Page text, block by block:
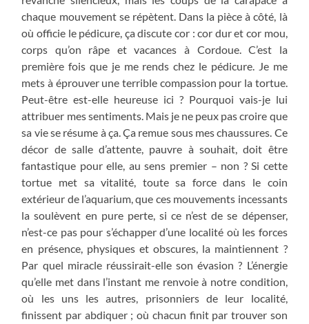
chaque mouvement se répètent. Dans la pièce à côté, là
où officie le pédicure, ça discute cor : cor dur et cor mou,
corps qu’on râpe et vacances à Cordoue. C’est la
première fois que je me rends chez le pédicure. Je me
mets à éprouver une terrible compassion pour la tortue.
Peut-être est-elle heureuse ici ? Pourquoi vais-je lui
attribuer mes sentiments. Mais je ne peux pas croire que
sa vie se résume à ça. Ça remue sous mes chaussures. Ce
décor de salle d’attente, pauvre à souhait, doit être
fantastique pour elle, au sens premier – non ? Si cette
tortue met sa vitalité, toute sa force dans le coin
extérieur de l’aquarium, que ces mouvements incessants
la soulèvent en pure perte, si ce n’est de se dépenser,
n’est-ce pas pour s’échapper d’une localité où les forces
en présence, physiques et obscures, la maintiennent ?
Par quel miracle réussirait-elle son évasion ? L’énergie
qu’elle met dans l’instant me renvoie à notre condition,
où les uns les autres, prisonniers de leur localité,
finissent par abdiquer ; où chacun finit par trouver son